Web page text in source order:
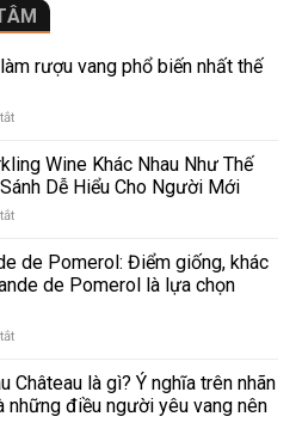
rượu vang phổ biến nhất thế
ở
giống
nho
trắng
làm
vang
phổ
thế
Wine Khác Nhau Như Thế
Dễ Hiểu Cho Người Mới
ở
Sparkling
Wine
Nhau
Thế
Nào?
10
de Pomerol: Điểm giống, khác
de Pomerol là lựa chọn
ở
và
Lalande
de
Château là gì? Ý nghĩa trên nhãn
những điều người yêu vang nên